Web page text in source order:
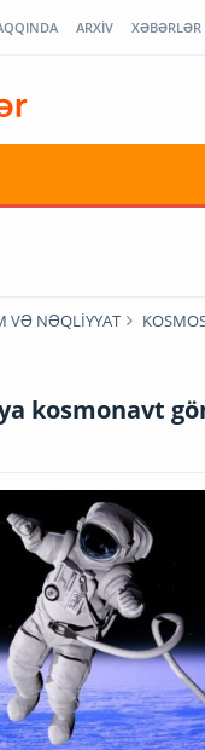
ARXİV XƏBƏRLƏR
VƏ NƏQLİYYAT
kosmonavt